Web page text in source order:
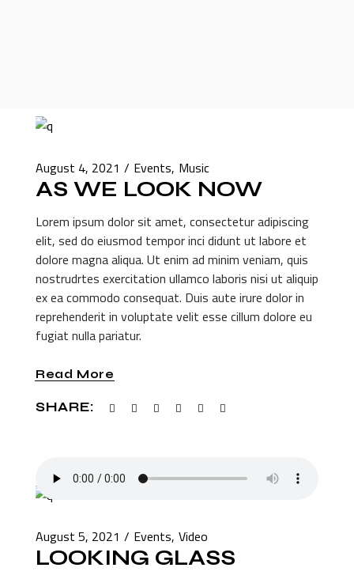
August 4, 2021 Events Music
AS WE LOOK NOW
Lorem ipsum dolor sit amet, consectetur adipiscing
elit, sed do eiusmod tempor inci didunt ut labore et
dolore magna aliqua. Ut enim ad minim veniam, quis
nostrudrtes exercitation ullamco laboris nisi ut aliquip
ex ea commodo consequat. Duis aute irure dolor in
reprehenderit in voluptate velit esse cillum dolore eu
fugiat nulla pariatur.
Read More
SHARE:
August 5, 2021 Events Video
LOOKING GLASS